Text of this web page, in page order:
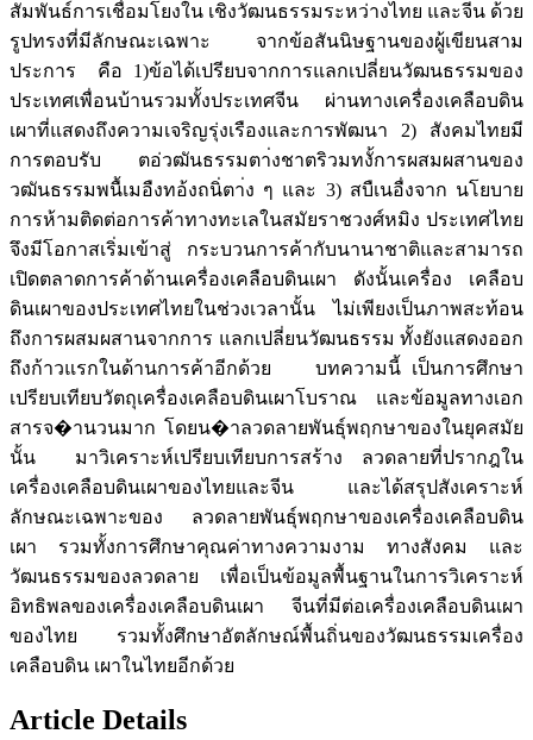
สัมพันธ์การเชื่อมโยงใน เชิงวัฒนธรรมระหว่างไทย และจีน ด้วย
รูปทรงที่มีลักษณะเฉพาะ จากข้อสันนิษฐานของผู้เขียนสาม
ประการ คือ 1)ข้อได้เปรียบจากการแลกเปลี่ยนวัฒนธรรมของ
ประเทศเพื่อนบ้านรวมทั้งประเทศจีน ผ่านทางเครื่องเคลือบดิน
เผาที่แสดงถึงความเจริญรุ่งเรืองและการพัฒนา 2) สังคมไทยมี
การตอบรับ ตอ่วฒันธรรมตา่งชาตริวมทงั้การผสมผสานของ
วฒันธรรมพนื้เมอืงทอ้งถนิ่ตา่ง ๆ และ 3) สบืเนอื่งจาก นโยบาย
การห้ามติดต่อการค้าทางทะเลในสมัยราชวงศ์หมิง ประเทศไทย
จึงมีโอกาสเริ่มเข้าสู่ กระบวนการค้ากับนานาชาติและสามารถ
เปิดตลาดการค้าด้านเครื่องเคลือบดินเผา ดังนั้นเครื่อง เคลือบ
ดินเผาของประเทศไทยในช่วงเวลานั้น ไม่เพียงเป็นภาพสะท้อน
ถึงการผสมผสานจากการ แลกเปลี่ยนวัฒนธรรม ทั้งยังแสดงออก
ถึงก้าวแรกในด้านการค้าอีกด้วย บทความนี้ เป็นการศึกษา
เปรียบเทียบวัตถุเครื่องเคลือบดินเผาโบราณ และข้อมูลทางเอก
สารจ�านวนมาก โดยน�าลวดลายพันธุ์พฤกษาของในยุคสมัย
นั้น มาวิเคราะห์เปรียบเทียบการสร้าง ลวดลายที่ปรากฎใน
เครื่องเคลือบดินเผาของไทยและจีน และได้สรุปสังเคราะห์
ลักษณะเฉพาะของ ลวดลายพันธุ์พฤกษาของเครื่องเคลือบดิน
เผา รวมทั้งการศึกษาคุณค่าทางความงาม ทางสังคม และ
วัฒนธรรมของลวดลาย เพื่อเป็นข้อมูลพื้นฐานในการวิเคราะห์
อิทธิพลของเครื่องเคลือบดินเผา จีนที่มีต่อเครื่องเคลือบดินเผา
ของไทย รวมทั้งศึกษาอัตลักษณ์พื้นถิ่นของวัฒนธรรมเครื่อง
เคลือบดิน เผาในไทยอีกด้วย
Article Details